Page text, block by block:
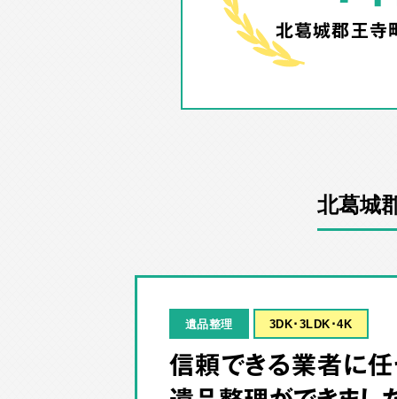
北葛城郡王寺
北葛城
遺品整理 3DK･3LDK･4K
信頼できる業者に